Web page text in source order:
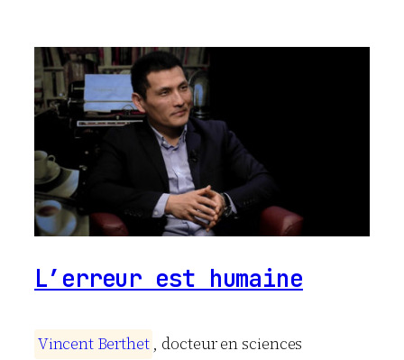
L’erreur est humaine
Vincent Berthet , docteur en sciences